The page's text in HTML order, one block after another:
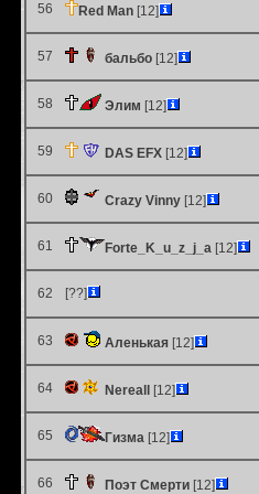
56 Red Man [12]
57 бальбо [12]
58 Элим [12]
59 DAS EFX [12]
60 Crazy Vinny [12]
61 Forte_K_u_z_j_a [12]
62 [??]
63 Аленькая [12]
64 Nereall [12]
65 Гизма [12]
66 Поэт Смерти [12]